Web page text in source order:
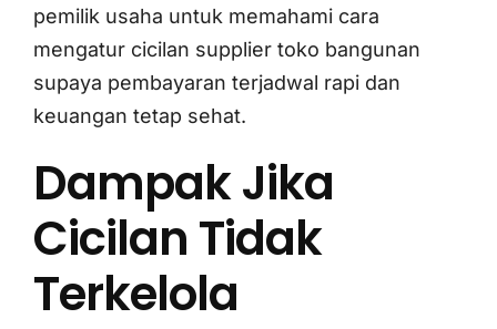
pemilik usaha untuk memahami cara
mengatur cicilan supplier toko bangunan
supaya pembayaran terjadwal rapi dan
keuangan tetap sehat.
Dampak Jika
Cicilan Tidak
Terkelola